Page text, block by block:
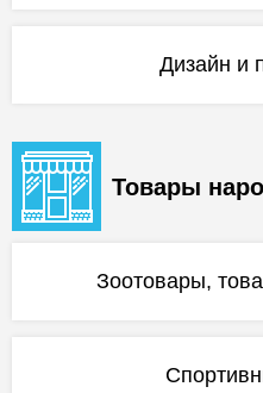
Дизайн и
Товары
Зоотовары,